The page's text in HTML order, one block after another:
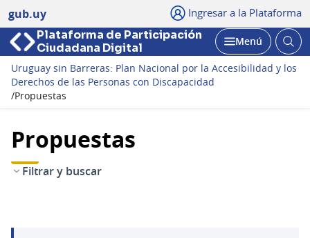
gub.uy Ingresar a la Plataforma
Plataforma de Participación
Ciudadana Digital
Abrir
Menú
Uruguay sin Barreras: Plan Nacional por la Accesibilidad y los
Derechos de las Personas con Discapacidad
/Propuestas
Propuestas
Filtrar y buscar